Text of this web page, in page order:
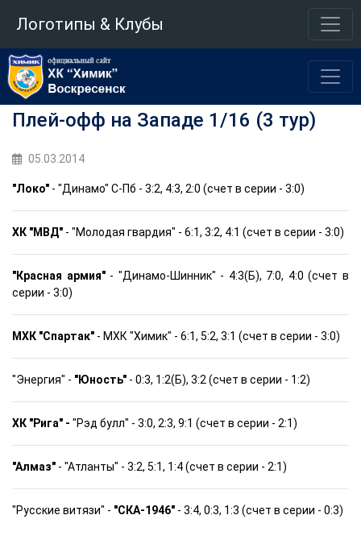
Логотипы & Клубы
Плей-офф на Западе 1/16 (3 тур)
05.03.2014
"Локо" - "Динамо" С-Пб - 3:2, 4:3, 2:0 (счет в серии - 3:0)
ХК "МВД" - "Молодая гвардия" - 6:1, 3:2, 4:1 (счет в серии - 3:0)
"Красная армия"- "Динамо-Шинник" - 4:3(Б), 7:0, 4:0 (счет в
серии - 3:0)
МХК "Спартак" - МХК "Химик" - 6:1, 5:2, 3:1 (счет в серии - 3:0)
"Энергия" - "Юность" - 0:3, 1:2(Б), 3:2 (счет в серии - 1:2)
ХК "Рига" - "Рэд булл" - 3:0, 2:3, 9:1 (счет в серии - 2:1)
"Алмаз" - "Атланты" - 3:2, 5:1, 1:4 (счет в серии - 2:1)
"Русские витязи" - "СКА-1946" - 3:4, 0:3, 1:3 (счет в серии - 0:3)